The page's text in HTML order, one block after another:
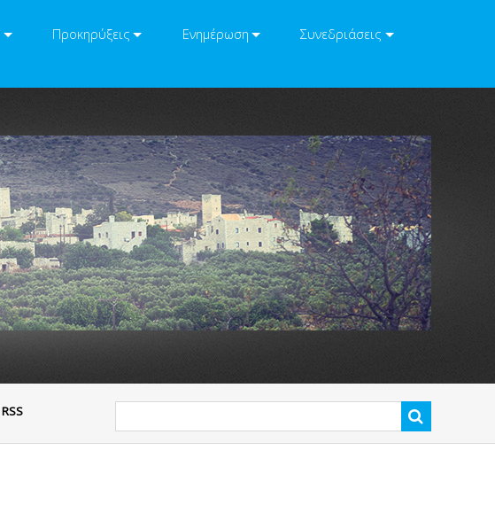
Προκηρύξεις Ενημέρωση
Συνεδριάσεις
RSS